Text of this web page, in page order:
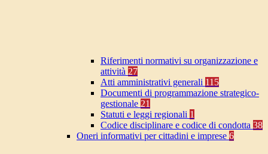
Riferimenti normativi su organizzazione e
attività 27
Atti amministrativi generali 115
Documenti di programmazione strategico-
gestionale 21
Statuti e leggi regionali 1
Codice disciplinare e codice di condotta 38
Oneri informativi per cittadini e imprese 6